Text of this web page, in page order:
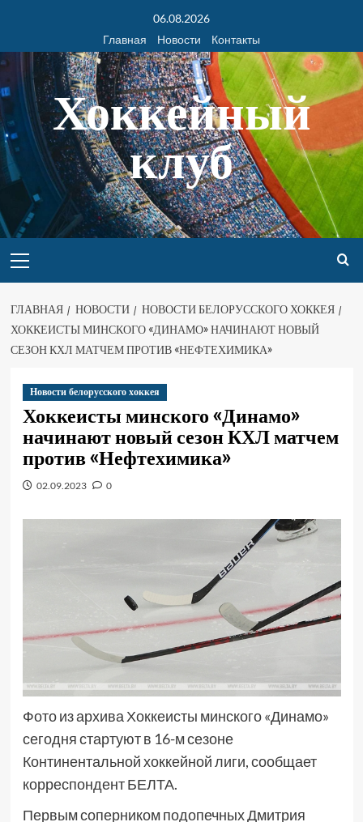
06.08.2026
Главная
Новости Контакты
Хоккейный
клуб
ГЛАВНАЯ НОВОСТИ
НОВОСТИ БЕЛОРУССКОГО ХОККЕЯ
ХОККЕИСТЫ МИНСКОГО «ДИНАМО» НАЧИНАЮТ НОВЫЙ
СЕЗОН КХЛ МАТЧЕМ ПРОТИВ «НЕФТЕХИМИКА»
Новости белорусского хоккея
Хоккеисты минского «Динамо»
начинают новый сезон КХЛ матчем
против «Нефтехимика»
02.09.2023 0
Фото из архива Хоккеисты минского «Динамо»
сегодня стартуют в 16-м сезоне
Континентальной хоккейной лиги, сообщает
корреспондент БЕЛТА.
Первым соперником подопечных Дмитрия